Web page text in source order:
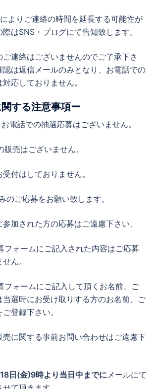
よりご連絡の時間を延長する可能性が
はSNS・ブログにて告知致します。
連絡はございませんのでご了承下さ
認は返信メールのみとなり、お電話での
応しておりません。
する注意事項ー
お電話での抽選応募はございません。
販売はございません。
付はしておりません。
のご応募をお願い致します。
参加された方の応募はご遠慮下さい。
フォームにご記入された内容はご応募
ん。
フォームにご記入して頂くお名前、ご
選時にお受け取りする方のお名前、ご
登録下さい。
売に関する事前お問い合わせはご遠慮下
日(金)9時より当日中までにメールにて